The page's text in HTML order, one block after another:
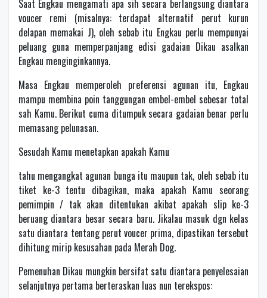
Saat Engkau mengamati apa sih secara berlangsung diantara
voucer remi (misalnya: terdapat alternatif perut kurun
delapan memakai J), oleh sebab itu Engkau perlu mempunyai
peluang guna memperpanjang edisi gadaian Dikau asalkan
Engkau menginginkannya.
Masa Engkau memperoleh preferensi agunan itu, Engkau
mampu membina poin tanggungan embel-embel sebesar total
sah Kamu. Berikut cuma ditumpuk secara gadaian benar perlu
memasang pelunasan.
Sesudah Kamu menetapkan apakah Kamu
tahu mengangkat agunan bunga itu maupun tak, oleh sebab itu
tiket ke-3 tentu dibagikan, maka apakah Kamu seorang
pemimpin / tak akan ditentukan akibat apakah slip ke-3
beruang diantara besar secara baru. Jikalau masuk dgn kelas
satu diantara tentang perut voucer prima, dipastikan tersebut
dihitung mirip kesusahan pada Merah Dog.
Pemenuhan Dikau mungkin bersifat satu diantara penyelesaian
selanjutnya pertama berteraskan luas nun terekspos: